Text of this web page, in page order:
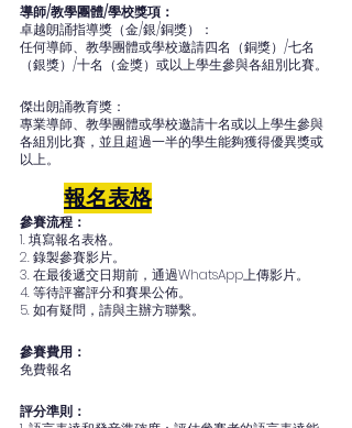
導師/教學團體/學校獎項：
卓越朗誦指導獎（金/銀/銅獎）：
任何導師、教學團體或學校邀請四名（銅獎）/七名
（銀獎）/十名（金獎）或以上學生參與各組別比賽。
傑出朗誦教育獎：
專業導師、教學團體或學校邀請十名或以上學生參與
各組別比賽，並且超過一半的學生能夠獲得優異獎或
以上。
報名表格
參賽流程：
1. 填寫報名表格。
2. 錄製參賽影片。
3. 在最後遞交日期前，通過WhatsApp上傳影片。
4. 等待評審評分和賽果公佈。
5. 如有疑問，請與主辦方聯繫。
參賽費用：
免費報名
評分準則：